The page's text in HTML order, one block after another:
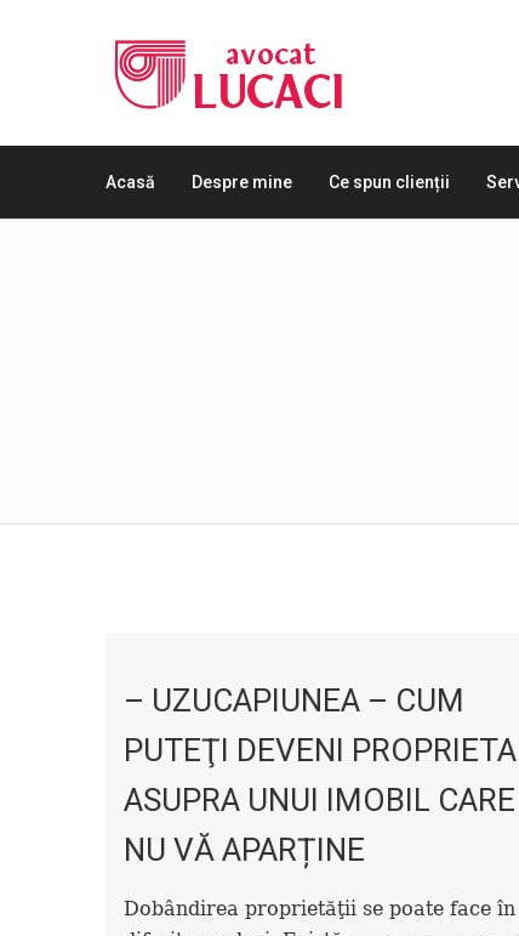
Acasă Despre mine Ce spun clienții
– UZUCAPIUNEA – CUM
PUTEŢI DEVENI
ASUPRA UNUI IMOBIL CARE
NU VĂ APARȚINE
Dobândirea proprietăţii se poate face în